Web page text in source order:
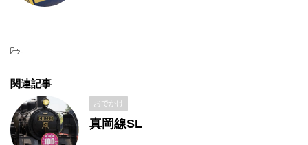
-
関連記事
おでかけ
真岡線SL